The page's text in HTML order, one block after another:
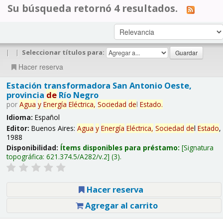
Su búsqueda retornó 4 resultados.
| | Seleccionar títulos para:
Hacer reserva
Estación transformadora San Antonio Oeste,
provincia deRío Negro
por Agua y Energía Eléctrica, Sociedad del Estado.
Idioma: Español
Editor: Buenos Aires: Agua y Energía Eléctrica, Sociedad del Estado,
1988
Disponibilidad: Ítems disponibles para préstamo: Signatura
topográfica: 621.374.5/A282/v.2 (3).
Hacer reserva
Agregar al carrito